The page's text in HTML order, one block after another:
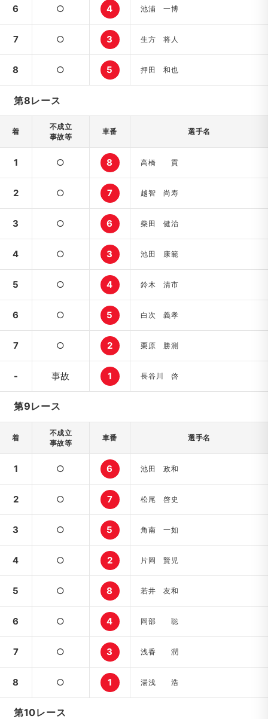
6 ○ 4 池浦 一博
7 ○ 3 生方 将人
8 ○ 5 押田 和也
第8レース
着
不成立
事故等
車番 選手名
1 ○ 8 高橋 貢
2 ○ 7 越智 尚寿
3 ○ 6 柴田 健治
4 ○ 3 池田 康範
5 ○ 4 鈴木 清市
6 ○ 5 白次 義孝
7 ○ 2 栗原 勝測
- 事故 1 長谷川 啓
第9レース
着
不成立
事故等
車番 選手名
1 ○ 6 池田 政和
2 ○ 7 松尾 啓史
3 ○ 5 角南 一如
4 ○ 2 片岡 賢児
5 ○ 8 若井 友和
6 ○ 4 岡部 聡
7 ○ 3 浅香 潤
8 ○ 1 湯浅 浩
第10レース